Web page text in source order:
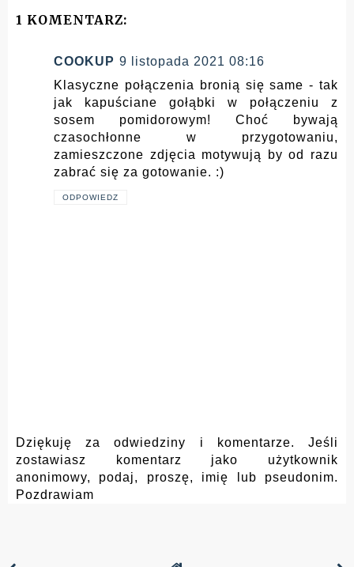
1 KOMENTARZ:
COOKUP 9 listopada 2021 08:16
Klasyczne połączenia bronią się same - tak
jak kapuściane gołąbki w połączeniu z
sosem pomidorowym! Choć bywają
czasochłonne w przygotowaniu,
zamieszczone zdjęcia motywują by od razu
zabrać się za gotowanie. :)
ODPOWIEDZ
Dziękuję za odwiedziny i komentarze. Jeśli
zostawiasz komentarz jako użytkownik
anonimowy, podaj, proszę, imię lub pseudonim.
Pozdrawiam